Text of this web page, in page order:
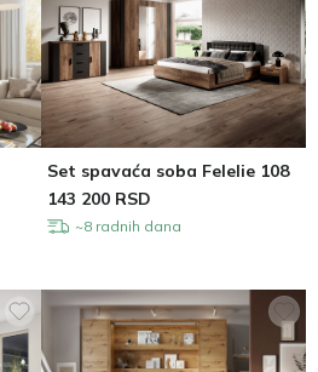
Set spavaća soba Felelie 108
143 200 RSD
~8 radnih dana